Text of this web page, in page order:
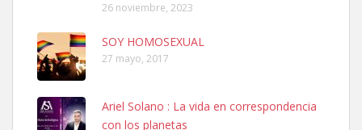
Ninfa perdida
26 noviembre, 2023
SOY HOMOSEXUAL
27 mayo, 2017
Ariel Solano : La vida en correspondencia
con los planetas